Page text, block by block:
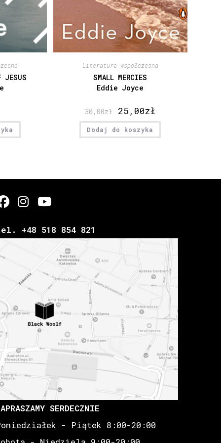
JESUS
Literatura współczesna
SMALL MERCIES
Eddie Joyce
30,00zł 25,00zł
Dodaj do koszyka
+48 518 854 821
SERDECZNIE
- Piątek 8:00-20:00